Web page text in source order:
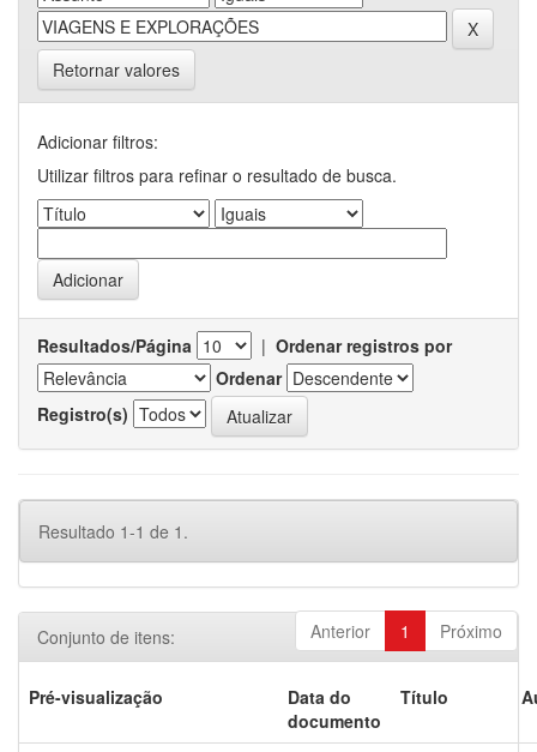
Retornar valores
Adicionar filtros:
Utilizar filtros para refinar o resultado de busca.
Resultados/Página | Ordenar registros por
Ordenar
Registro(s)
Resultado 1-1 de 1.
Anterior 1 Próximo
Conjunto de itens:
Pré-visualização
Data do
documento
Título